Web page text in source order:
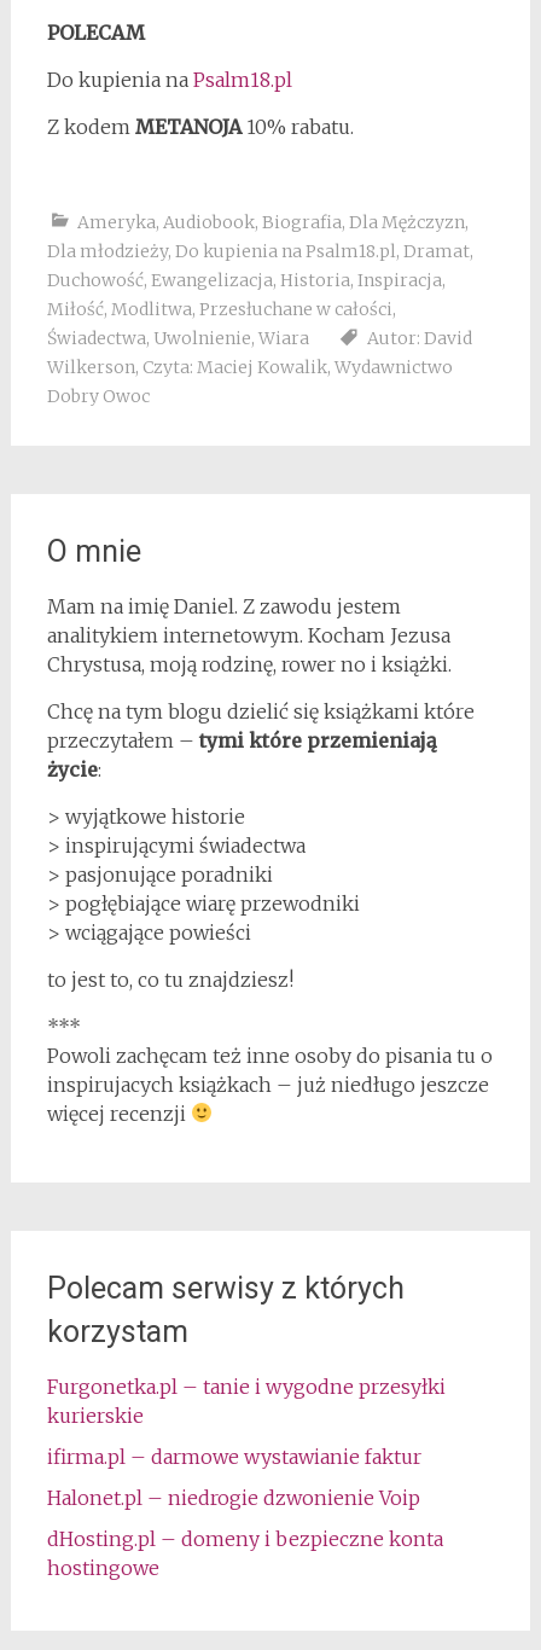
POLECAM
Do kupienia na Psalm18.pl
Z kodem METANOJA10% rabatu.
Ameryka, Audiobook, Biografia, Dla Mężczyzn,
Dla młodzieży, Do kupienia na Psalm18.pl, Dramat,
Duchowość, Ewangelizacja, Historia, Inspiracja,
Miłość, Modlitwa, Przesłuchane w całości,
Świadectwa, Uwolnienie, Wiara
Autor: David
Wilkerson, Czyta: Maciej Kowalik, Wydawnictwo
Dobry Owoc
O mnie
Mam na imię Daniel. Z zawodu jestem
analitykiem internetowym. Kocham Jezusa
Chrystusa, moją rodzinę, rower no i książki.
Chcę na tym blogu dzielić się książkami które
przeczytałem –tymi które przemieniają
życie:
> wyjątkowe historie
> inspirującymi świadectwa
> pasjonujące poradniki
> pogłębiające wiarę przewodniki
> wciągające powieści
to jest to, co tu znajdziesz!
***
Powoli zachęcam też inne osoby do pisania tu o
inspirujacych książkach – już niedługo jeszcze
więcej recenzji
Polecam serwisy z których
korzystam
Furgonetka.pl – tanie i wygodne przesyłki
kurierskie
ifirma.pl – darmowe wystawianie faktur
Halonet.pl – niedrogie dzwonienie Voip
dHosting.pl – domeny i bezpieczne konta
hostingowe